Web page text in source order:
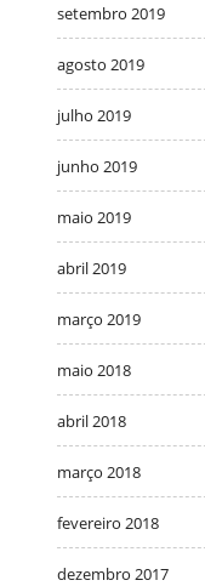
setembro 2019
agosto 2019
julho 2019
junho 2019
maio 2019
abril 2019
março 2019
maio 2018
abril 2018
março 2018
fevereiro 2018
dezembro 2017